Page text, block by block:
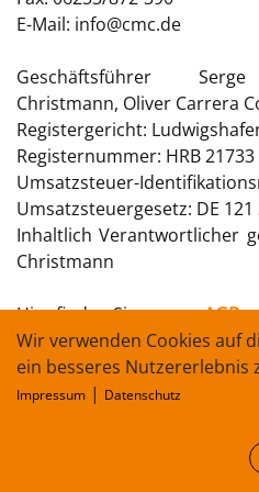
E-Mail: info@cmc.de
Geschäftsführer
Christmann, Oliver Carrera
Registergericht:
Registernummer: HRB 21733
Umsatzsteuer-
Umsatzsteuergesetz: DE 121
Inhaltlich Verantwortlicher
Christmann
Hier finden Sie unsereAGB
Fachbeiträge, Texte und
Wir verwenden Cookies auf
ein besseres Nutzererlebnis
Impressum | Datenschutz